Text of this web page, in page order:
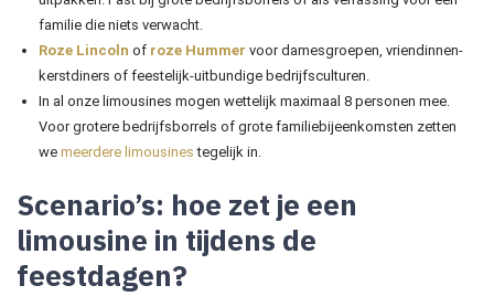
familie die niets verwacht.
Roze Lincoln of roze Hummer voor damesgroepen, vriendinnen-
kerstdiners of feestelijk-uitbundige bedrijfsculturen.
In al onze limousines mogen wettelijk maximaal 8 personen mee.
Voor grotere bedrijfsborrels of grote familiebijeenkomsten zetten
we meerdere limousines tegelijk in.
Scenario’s: hoe zet je een
limousine in tijdens de
feestdagen?